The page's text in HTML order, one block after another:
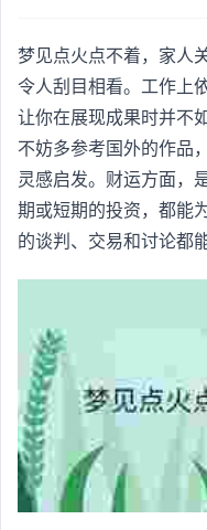
梦见点火点不着，家人
令人刮目相看。工作上
让你在展现成果时并不
不妨多参考国外的作品
灵感启发。财运方面，
期或短期的投资，都能
的谈判、交易和讨论都